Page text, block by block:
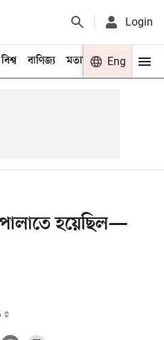
Login
বিশ্ব বাণিজ্য মতামত খেলা
Eng
হয়েছিল—